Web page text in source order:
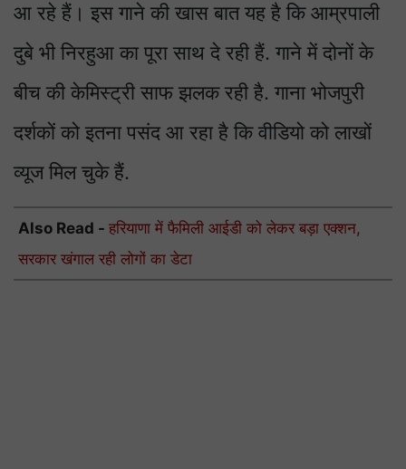
आ रहे हैं। इस गाने की खास बात यह है कि आम्रपाली
दुबे भी निरहुआ का पूरा साथ दे रही हैं. गाने में दोनों के
बीच की केमिस्ट्री साफ झलक रही है. गाना भोजपुरी
दर्शकों को इतना पसंद आ रहा है कि वीडियो को लाखों
व्यूज मिल चुके हैं.
Also Read - हरियाणा में फैमिली आईडी को लेकर बड़ा एक्शन,
सरकार खंगाल रही लोगों का डेटा